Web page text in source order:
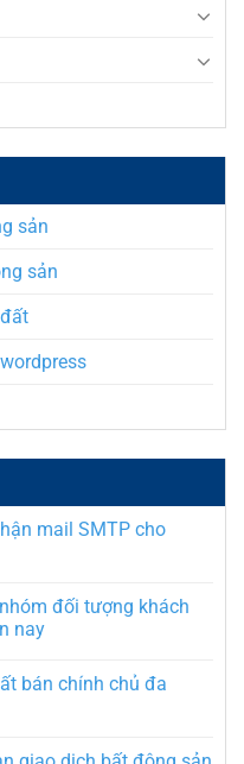
sản
sản
mail SMTP cho
đối tượng khách
nay
bán chính chủ đa